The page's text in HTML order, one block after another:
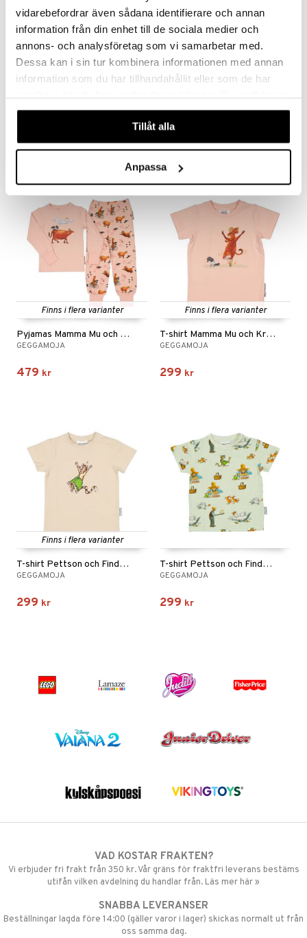
vidarebefordrar även sådana identifierare och annan
information från din enhet till de sociala medier och
annons- och analysföretag som vi samarbetar med.
Dessa kan i sin tur kombinera informationen med annan
information som du har tillhandahållit eller som de har
våra cookies vid fortsatt användande av vår webbplats.
Tillåt alla
Anpassa
Finns i flera varianter
479 kr
Finns i flera varianter
479 kr
Finns i flera varianter
Pyjamas Mamma Mu och Kråkan Rosa
GEGGAMOJA
479 kr
Finns i flera varianter
T-shirt Mamma Mu och Kråkan Rosa
GEGGAMOJA
299 kr
Finns i flera varianter
T-shirt Pettson och Findus Beige
GEGGAMOJA
299 kr
T-shirt Pettson och Findus Grön
GEGGAMOJA
299 kr
VAD KOSTAR FRAKTEN?
Vi erbjuder fri frakt från 350 kr. Vår gräns för fraktfri leverans bestäms
utifån vilken avdelning du handlar från. Läs mer här »
SNABBA LEVERANSER
Beställningar lagda före 14:00 (gäller varor i lager) skickas normalt ut från
oss samma dag.